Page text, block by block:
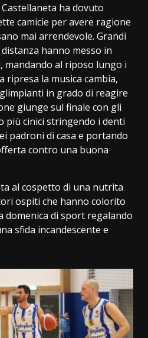
ha dovuto
camicie per avere ragione
mai arrendevole. Grandi
hanno messo in
mandando al riposo lungo i
la musica cambia,
in grado di reagire
giunge sul finale con gli
più cinici stringendo i denti
padroni di casa e portando
contro una buona
al cospetto di una nutrita
ospiti che hanno colorito
domenica di sport regalando
sfida incandescente e